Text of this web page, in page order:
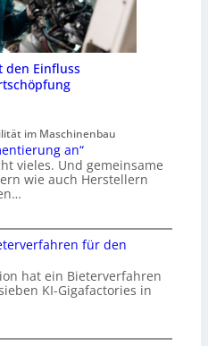
den Einfluss
im Maschinenbau
an“
vieles. Und gemeinsame
wie auch Herstellern
für den
hat ein Bieterverfahren
KI-Gigafactories in